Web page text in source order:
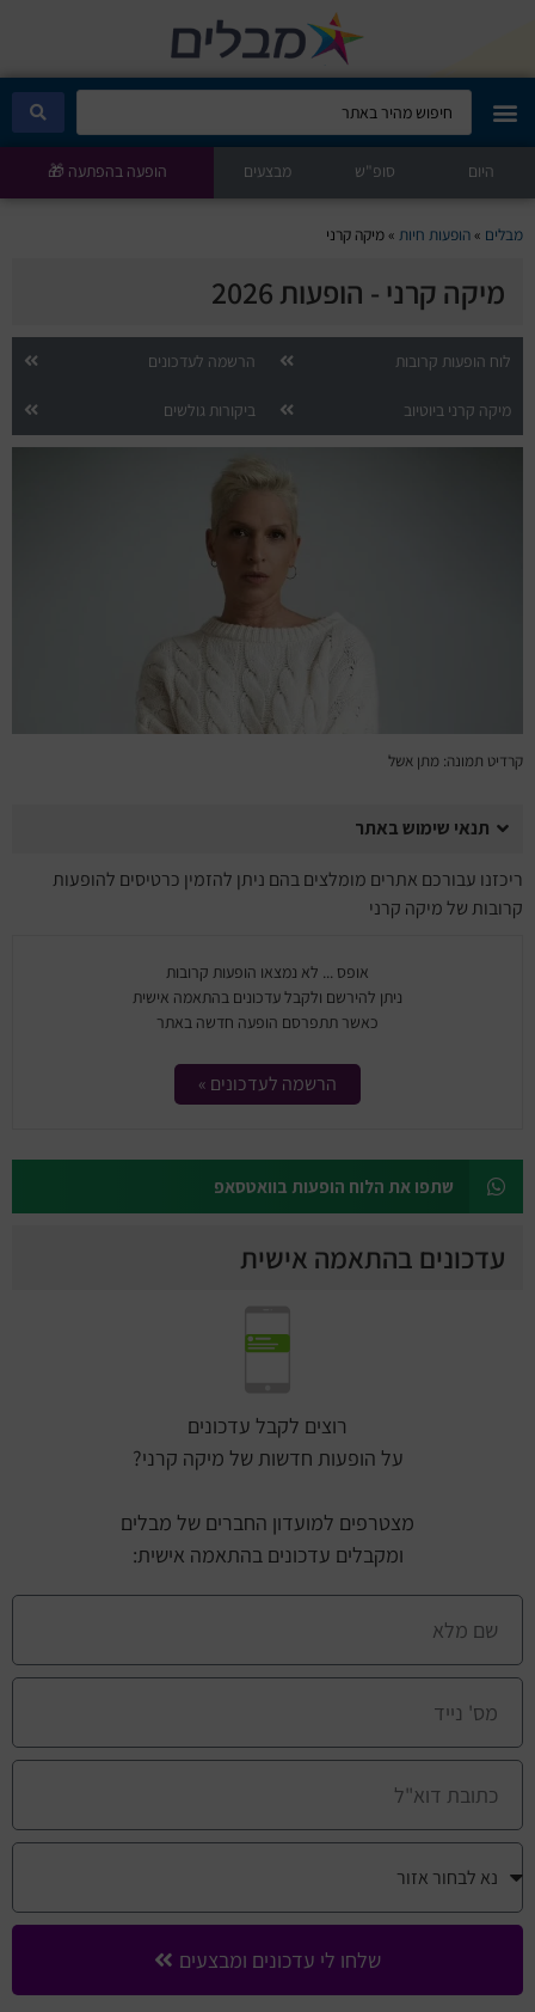
מבלים קלאב
הופעות היום
סטנדאפ
הצגות ילדים
הופעות חיות
הרצאות
היום סופ"ש מבצעים הופעה בהפתעה 🎁
מבלים »הופעות חיות »מיקה קרני
מיקה קרני - הופעות 2026
לוח הופעות קרובות הרשמה לעדכונים
מיקה קרני ביוטיוב ביקורות גולשים
קרדיט תמונה: מתן אשל
תנאי שימוש באתר
ריכזנו עבורכם אתרים מומלצים בהם ניתן להזמין כרטיסים להופעות
קרובות של מיקה קרני
אופס ... לא נמצאו הופעות קרובות
ניתן להירשם ולקבל עדכונים בהתאמה אישית
כאשר תתפרסם הופעה חדשה באתר
הרשמה לעדכונים »
שתפו את הלוח הופעות בוואטסאפ
עדכונים בהתאמה אישית
רוצים לקבל עדכונים
על הופעות חדשות של מיקה קרני?
מצטרפים למועדון החברים של מבלים
ומקבלים עדכונים בהתאמה אישית:
שלחו לי עדכונים ומבצעים